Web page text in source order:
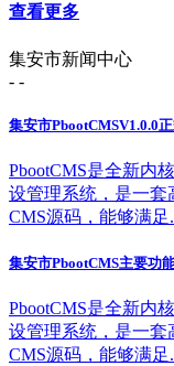
查看更多
集安市新闻中心
- -
集安市PbootCMSV1.0.0
PbootCMS是全新内
设管理系统，是一套
CMS源码，能够满足
集安市PbootCMS主要功
PbootCMS是全新内
设管理系统，是一套
CMS源码，能够满足